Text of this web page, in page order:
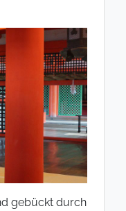
gebückt durch